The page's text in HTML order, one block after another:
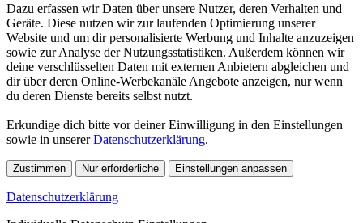
Dazu erfassen wir Daten über unsere Nutzer, deren Verhalten und
Geräte. Diese nutzen wir zur laufenden Optimierung unserer
Website und um dir personalisierte Werbung und Inhalte anzuzeigen
sowie zur Analyse der Nutzungsstatistiken. Außerdem können wir
deine verschlüsselten Daten mit externen Anbietern abgleichen und
dir über deren Online-Werbekanäle Angebote anzeigen, nur wenn
du deren Dienste bereits selbst nutzt.
Erkundige dich bitte vor deiner Einwilligung in den Einstellungen
sowie in unsererDatenschutzerklärung.
Zustimmen Nur erforderliche Einstellungen anpassen
Datenschutzerklärung